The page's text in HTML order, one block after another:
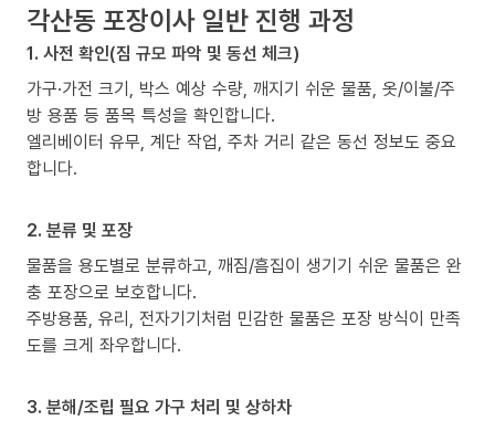
각산동 포장이사 일반 진행 과정
1. 사전 확인(짐 규모 파악 및 동선 체크)
가구·가전 크기, 박스 예상 수량, 깨지기 쉬운 물품, 옷/이불/주
방 용품 등 품목 특성을 확인합니다.
엘리베이터 유무, 계단 작업, 주차 거리 같은 동선 정보도 중요
합니다.
2. 분류 및 포장
물품을 용도별로 분류하고, 깨짐/흠집이 생기기 쉬운 물품은 완
충 포장으로 보호합니다.
주방용품, 유리, 전자기기처럼 민감한 물품은 포장 방식이 만족
도를 크게 좌우합니다.
3. 분해/조립 필요 가구 처리 및 상하차